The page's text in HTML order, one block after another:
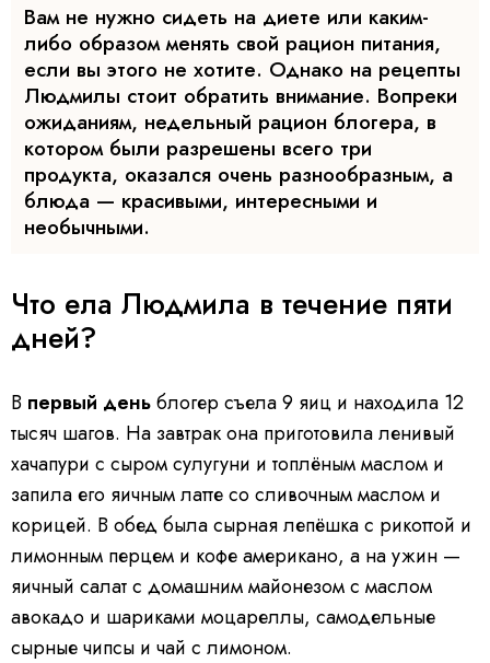
Вам не нужно сидеть на диете или каким-
либо образом менять свой рацион питания,
если вы этого не хотите. Однако на рецепты
Людмилы стоит обратить внимание. Вопреки
ожиданиям, недельный рацион блогера, в
котором были разрешены всего три
продукта, оказался очень разнообразным, а
блюда — красивыми, интересными и
необычными.
Что ела Людмила в течение пяти
дней?
В первый деньблогер съела 9 яиц и находила 12
тысяч шагов. На завтрак она приготовила ленивый
хачапури с сыром сулугуни и топлёным маслом и
запила его яичным латте со сливочным маслом и
корицей. В обед была сырная лепёшка с рикоттой и
лимонным перцем и кофе американо, а на ужин —
яичный салат с домашним майонезом с маслом
авокадо и шариками моцареллы, самодельные
сырные чипсы и чай с лимоном.